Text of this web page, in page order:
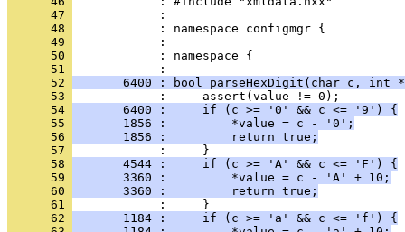
      47
      48
      49
      50
            : namespace {
      51
      52
6400 : bool parseHexDigit(char c, int
      53
      54
       6400 :     if (c >= '0' && c <= '9') {
      55
       1856 :         *value = c - '0';
      56
       1856 :         return true;
      57
      58
       4544 :     if (c >= 'A' && c <= 'F') {
      59
       3360 :         *value = c - 'A' + 10;
      60
       3360 :         return true;
      61
      62
       1184 :     if (c >= 'a' && c <= 'f') {